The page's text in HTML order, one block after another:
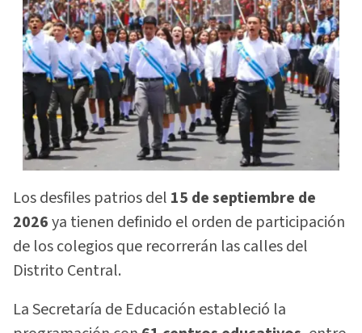
Los desfiles patrios del 15 de septiembre de
2026ya tienen definido el orden de participación
de los colegios que recorrerán las calles del
Distrito Central.
La Secretaría de Educación estableció la